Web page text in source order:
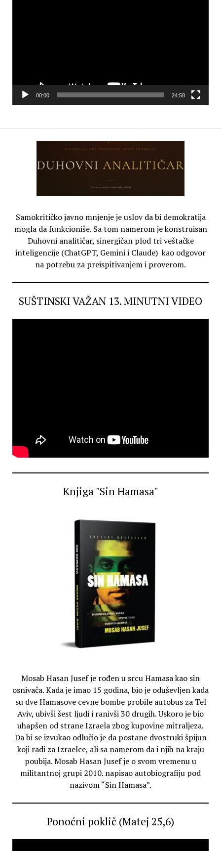
00:00 24:58
Samokritičko javno mnjenje je uslov da bi demokratija
mogla da funkcioniše. Sa tom namerom je konstruisan
Duhovni analitičar, sinergičan plod tri veštačke
inteligencije (ChatGPT, Gemini i Claude) kao odgovor
na potrebu za preispitivanjem i proverom.
SUŠTINSKI VAŽAN 13. MINUTNI VIDEO
Knjiga "Sin Hamasa"
Mosab Hasan Jusef je rođen u srcu Hamasa kao sin
osnivača. Kada je imao 15 godina, bio je oduševljen kada
su dve Hamasove cevne bombe probile autobus za Tel
Aviv, ubivši šest ljudi i ranivši 30 drugih. Uskoro je bio
uhapšen od strane Izraela zbog kupovine mitraljeza.
Da bi se izvukao odlučio je da postane dvostruki špijun
koji radi za Izraelce, ali sa namerom da i njih na kraju
poubija. Mosab Hasan Jusef je o svom vremenu u
militantnoj grupi 2010. napisao autobiografiju pod
nazivom “Sin Hamasa”.
Ponoćni poklič (Matej 25,6)